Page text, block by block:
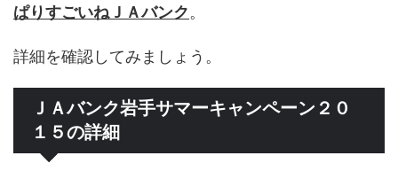
ぱりすごいねＪＡバンク。
詳細を確認してみましょう。
ＪＡバンク岩手サマーキャンペーン２０
１５の詳細